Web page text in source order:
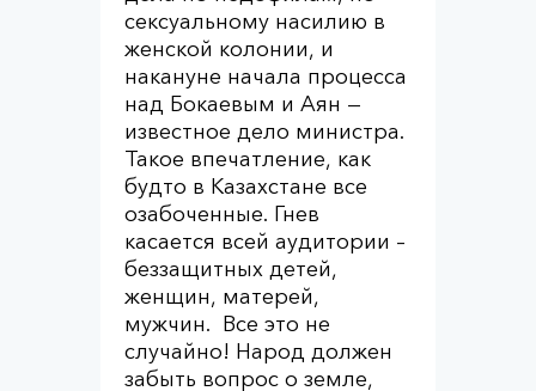
сексуальному насилию в
женской колонии, и
накануне начала процесса
над Бокаевым и Аян —
известное дело министра.
Такое впечатление, как
будто в Казахстане все
озабоченные. Гнев
касается всей аудитории –
беззащитных детей,
женщин, матерей,
мужчин. Все это не
случайно! Народ должен
забыть вопрос о земле,